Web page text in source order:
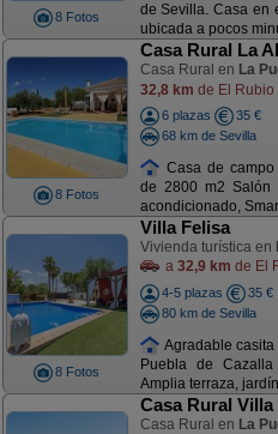
8 Fotos
de Sevilla. Casa en
ubicada a pocos
8 Fotos
Casa Rural La
Casa Rural en La
32,8 km de El Rubio
6 plazas
35 €
68 km de Sevilla
Casa de
de 2800 m2 Salón
acondicionado,
8 Fotos
Villa Felisa
Vivienda turística en
a 32,9 km de El
4-5 plazas
35 €
80 km de Sevilla
Agradable
Puebla de
Amplia terraza,
Casa Rural Villa
Casa Rural en La